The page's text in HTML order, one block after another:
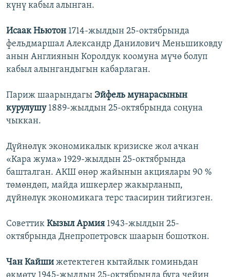
күнү кабыл алынган.
Исаак Ньютон 1714-жылдын 25-октябрында
фельдмаршал Александр Данилович Меньшиковду
анын Англиянын Королдук коомуна мүчө болуп
кабыл алынгандыгын кабарлаган.
Париж шаарындагы Эйфель мунарасынын
курулушу 1889-жылдын 25-октябрында соңуна
чыккан.
Дүйнөлүк экономикалык кризиске жол ачкан
«Кара жума» 1929-жылдын 25-октябрында
башталган. АКШ өнөр жайынын акциялары 90 %
төмөндөп, майда ишкерлер жакырланып,
дүйнөлүк экономикага терс таасирин тийгизген.
Советтик Кызыл Армия 1943-жылдын 25-
октябрында Днепропетровск шаарын бошоткон.
Чан Кайши жетектеген кытайлык гоминьдан